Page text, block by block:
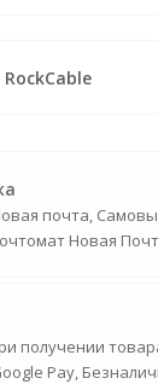
RockCable
почта,
Новая
получении
Pay,